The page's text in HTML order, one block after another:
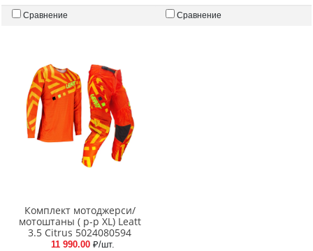
Сравнение Сравнение
Комплект мотоджерси/
мотоштаны ( р-р XL) Leatt
3.5 Citrus 5024080594
11 990.00 ₽/шт.